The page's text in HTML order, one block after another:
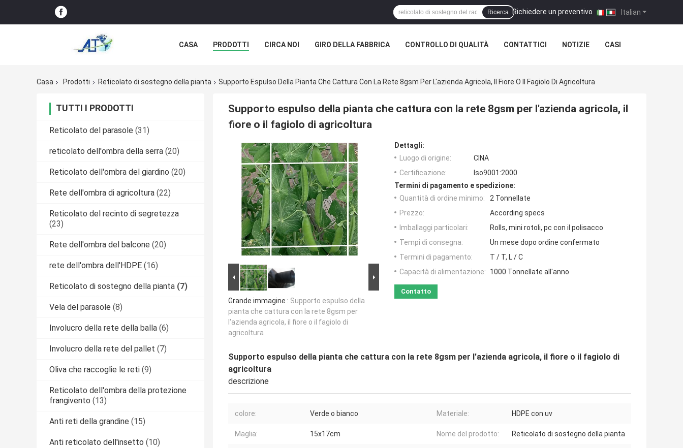
Italian
Richiedere un preventivo |
Ricerca
CASA PRODOTTI CIRCA NOI GIRO DELLA FABBRICA CONTROLLO DI QUALITÀ CONTATTICI NOTIZIE CASI
Casa Prodotti Reticolato di sostegno della pianta Supporto Espulso Della Pianta Che Cattura Con La Rete 8gsm Per L'azienda Agricola, Il Fiore O Il Fagiolo Di Agricoltura
TUTTI I PRODOTTI
Reticolato del parasole (31)
reticolato dell'ombra della serra (20)
Reticolato dell'ombra del giardino (20)
Rete dell'ombra di agricoltura (22)
Reticolato del recinto di segretezza
(23)
Rete dell'ombra del balcone (20)
rete dell'ombra dell'HDPE (16)
Reticolato di sostegno della pianta (7)
Vela del parasole (8)
Involucro della rete della balla (6)
Involucro della rete del pallet (7)
Oliva che raccoglie le reti (9)
Reticolato dell'ombra della protezione
frangivento (13)
Anti reti della grandine (15)
Anti reticolato dell'insetto (10)
Supporto espulso della pianta che cattura con la rete 8gsm per l'azienda agricola, il
fiore o il fagiolo di agricoltura
Grande immagine : Supporto espulso della
pianta che cattura con la rete 8gsm per
l'azienda agricola, il fiore o il fagiolo di
agricoltura
Dettagli:
Luogo di origine:
CINA
Certificazione:
Iso9001:2000
Termini di pagamento e spedizione:
Quantità di ordine minimo:
2 Tonnellate
Prezzo:
According specs
Imballaggi particolari:
Rolls, mini rotoli, pc con il polisacco
Tempi di consegna:
Un mese dopo ordine confermato
Termini di pagamento:
T / T, L / C
Capacità di alimentazione:
1000 Tonnellate all'anno
Contatto
Supporto espulso della pianta che cattura con la rete 8gsm per l'azienda agricola, il fiore o il fagiolo di
agricoltura
descrizione
colore: Verde o bianco Materiale: HDPE con uv
Maglia: 15x17cm Nome del prodotto: Reticolato di sostegno della pianta